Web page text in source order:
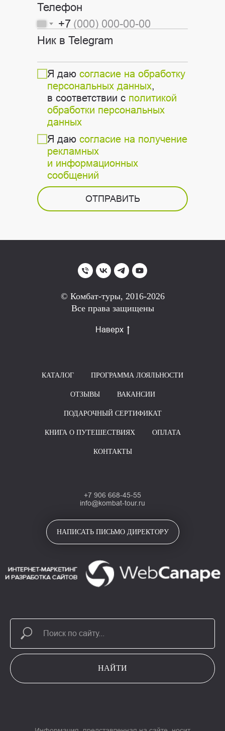
Телефон
+7
Ник в Telegram
Я даю согласие на обработку
персональных данных
в соответствии с политикой
обработки персональных
данных
Я даю согласие на получение
рекламных
и информационных
сообщений
ОТПРАВИТЬ
© Комбат-туры, 2016-2026
Все права защищены
Наверх
КАТАЛОГ ПРОГРАММА ЛОЯЛЬНОСТИ
ОТЗЫВЫ ВАКАНСИИ
ПОДАРОЧНЫЙ СЕРТИФИКАТ
КНИГА О ПУТЕШЕСТВИЯХ ОПЛАТА
КОНТАКТЫ
+7 906 668-45-55
info@kombat-tour.ru
НАПИСАТЬ ПИСЬМО ДИРЕКТОРУ
НАЙТИ